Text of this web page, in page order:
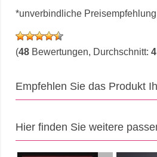
*unverbindliche
(48 Bewertungen, Durchschnitt:
Empfehlen Sie das Produkt
Hier finden Sie weitere